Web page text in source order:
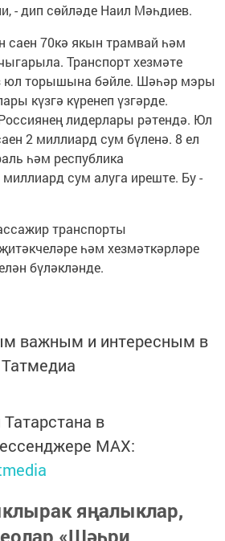
- дип сөйләде Наил Мәһдиев.
70кә якын трамвай һәм
Транспорт хезмәте
юл торышына бәйле. Шәһәр мэры
күзгә күренеп үзгәрде.
лидерлары рәтендә. Юл
2 миллиард сум бүленә. 8 ел
һәм республика
сум алуга иреште. Бу -
транспорты
һәм хезмәткәрләре
бүләкләнде.
важным и интересным в
Татмедиа
в
MАХ:
яңалыклар,